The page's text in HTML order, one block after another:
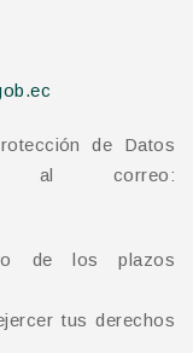
de Datos
al correo:
de los plazos
tus derechos